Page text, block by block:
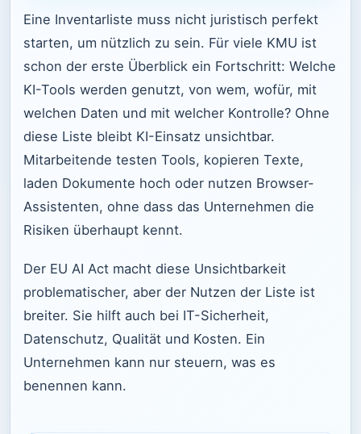
Eine Inventarliste muss nicht juristisch perfekt
starten, um nützlich zu sein. Für viele KMU ist
schon der erste Überblick ein Fortschritt: Welche
KI-Tools werden genutzt, von wem, wofür, mit
welchen Daten und mit welcher Kontrolle? Ohne
diese Liste bleibt KI-Einsatz unsichtbar.
Mitarbeitende testen Tools, kopieren Texte,
laden Dokumente hoch oder nutzen Browser-
Assistenten, ohne dass das Unternehmen die
Risiken überhaupt kennt.
Der EU AI Act macht diese Unsichtbarkeit
problematischer, aber der Nutzen der Liste ist
breiter. Sie hilft auch bei IT-Sicherheit,
Datenschutz, Qualität und Kosten. Ein
Unternehmen kann nur steuern, was es
benennen kann.